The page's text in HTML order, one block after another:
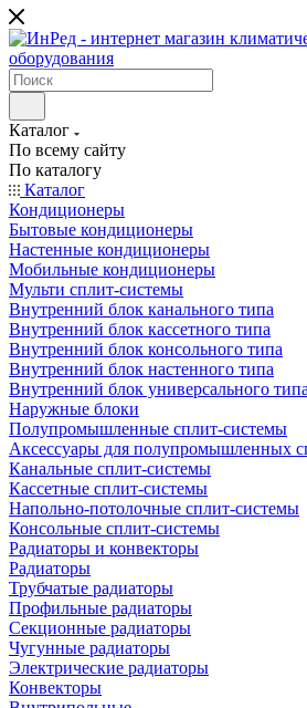
Каталог
По всему сайту
По каталогу
Каталог
Кондиционеры
Бытовые кондиционеры
Настенные кондиционеры
Мобильные кондиционеры
Мульти сплит-системы
Внутренний блок канального типа
Внутренний блок кассетного типа
Внутренний блок консольного типа
Внутренний блок настенного типа
Внутренний блок универсального типа
Наружные блоки
Полупромышленные сплит-системы
Аксессуары для полупромышленных
Канальные сплит-системы
Кассетные сплит-системы
Напольно-потолочные сплит-системы
Консольные сплит-системы
Радиаторы и конвекторы
Радиаторы
Трубчатые радиаторы
Профильные радиаторы
Секционные радиаторы
Чугунные радиаторы
Электрические радиаторы
Конвекторы